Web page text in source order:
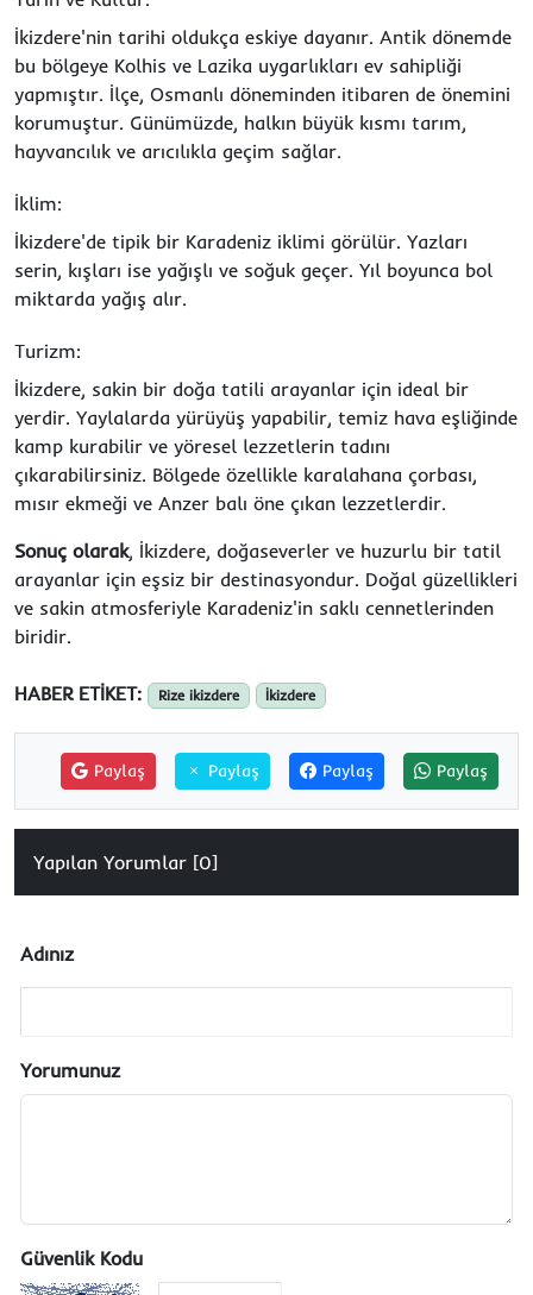
İkizdere'nin tarihi oldukça eskiye dayanır. Antik dönemde
bu bölgeye Kolhis ve Lazika uygarlıkları ev sahipliği
yapmıştır. İlçe, Osmanlı döneminden itibaren de önemini
korumuştur. Günümüzde, halkın büyük kısmı tarım,
hayvancılık ve arıcılıkla geçim sağlar.
İklim:
İkizdere'de tipik bir Karadeniz iklimi görülür. Yazları
serin, kışları ise yağışlı ve soğuk geçer. Yıl boyunca bol
miktarda yağış alır.
Turizm:
İkizdere, sakin bir doğa tatili arayanlar için ideal bir
yerdir. Yaylalarda yürüyüş yapabilir, temiz hava eşliğinde
kamp kurabilir ve yöresel lezzetlerin tadını
çıkarabilirsiniz. Bölgede özellikle karalahana çorbası,
mısır ekmeği ve Anzer balı öne çıkan lezzetlerdir.
Sonuç olarak, İkizdere, doğaseverler ve huzurlu bir tatil
arayanlar için eşsiz bir destinasyondur. Doğal güzellikleri
ve sakin atmosferiyle Karadeniz'in saklı cennetlerinden
biridir.
HABER ETİKET: Rize ikizdere İkizdere
Paylaş Paylaş Paylaş Paylaş
Yapılan Yorumlar [0]
Adınız
Yorumunuz
Güvenlik Kodu